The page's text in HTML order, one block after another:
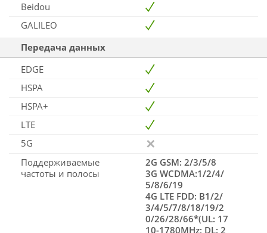
Beidou
GALILEO
Передача данных
EDGE
HSPA
HSPA+
LTE
5G
Поддерживаемые
частоты и полосы
2G GSM: 2/3/5/8
3G WCDMA:1/2/4/
5/8/6/19
4G LTE FDD: B1/2/
3/4/5/7/8/18/19/2
0/26/28/66*(UL: 17
10-1780MHz; DL: 2